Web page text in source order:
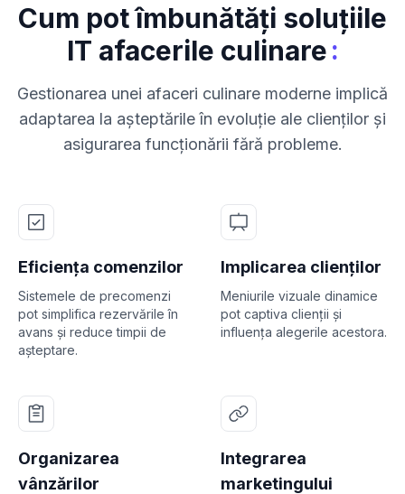
Cum pot îmbunătăți soluțiile
IT afacerile culinare:
Gestionarea unei afaceri culinare moderne implică
adaptarea la așteptările în evoluție ale clienților și
asigurarea funcționării fără probleme.
Eficiența comenzilor
Sistemele de precomenzi
pot simplifica rezervările în
avans și reduce timpii de
așteptare.
Implicarea clienților
Meniurile vizuale dinamice
pot captiva clienții și
influența alegerile acestora.
Organizarea
vânzărilor
Integrarea
marketingului